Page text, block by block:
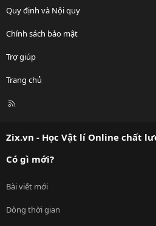
Quy định và Nội quy
Chính sách bảo mật
Trợ giúp
Trang chủ
R
Zix.vn - Học Vật lí Online chất
Có gì mới?
Bài viết mới
Dòng thời gian